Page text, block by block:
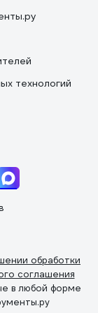
технологий
обработки
соглашения
в любой форме